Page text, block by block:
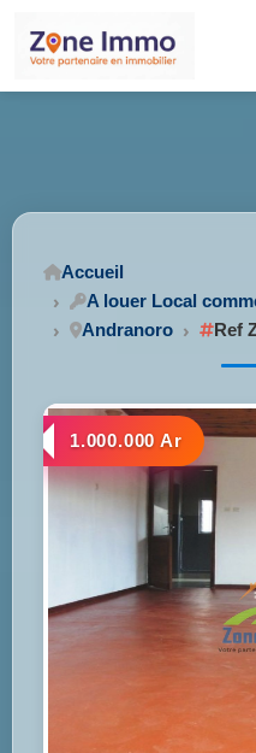
Accueil
A louer Local
Andranoro
Ref
1.000.000 Ar